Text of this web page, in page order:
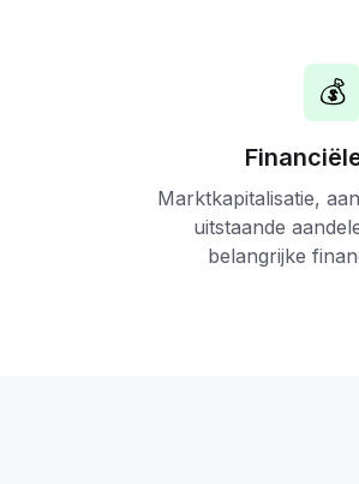
💰
Marktkapitalisatie,
uitstaande
belangrijke